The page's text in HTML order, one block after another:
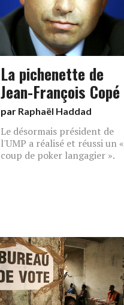
La pichenette de
Jean-François Copé
par Raphaël Haddad
Le désormais président de
l'UMP a réalisé et réussi un «
coup de poker langagier ».